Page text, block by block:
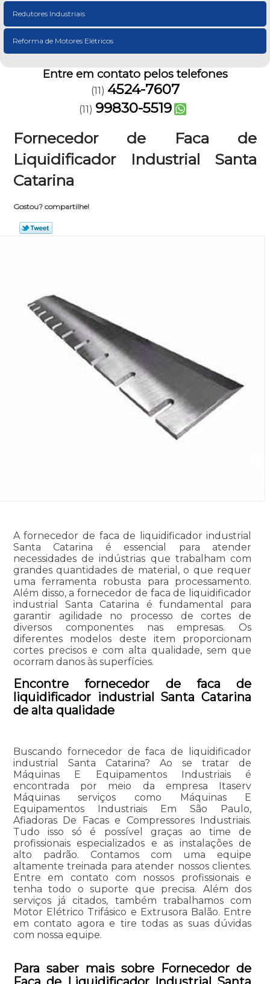
Redutores Industriais
Reforma de Motores Elétricos
Entre em contato pelos telefones
(11) 4524-7607
(11) 99830-5519
Fornecedor de Faca de
Liquidificador Industrial Santa
Catarina
Gostou? compartilhe!
A fornecedor de faca de liquidificador industrial
Santa Catarina é essencial para atender
necessidades de indústrias que trabalham com
grandes quantidades de material, o que requer
uma ferramenta robusta para processamento.
Além disso, a fornecedor de faca de liquidificador
industrial Santa Catarina é fundamental para
garantir agilidade no processo de cortes de
diversos componentes nas empresas. Os
diferentes modelos deste item proporcionam
cortes precisos e com alta qualidade, sem que
ocorram danos às superfícies.
Encontre fornecedor de faca de
liquidificador industrial Santa Catarina
de alta qualidade
Buscando fornecedor de faca de liquidificador
industrial Santa Catarina? Ao se tratar de
Máquinas E Equipamentos Industriais é
encontrada por meio da empresa Itaserv
Máquinas serviços como Máquinas E
Equipamentos Industriais Em São Paulo,
Afiadoras De Facas e Compressores Industriais.
Tudo isso só é possível graças ao time de
profissionais especializados e as instalações de
alto padrão. Contamos com uma equipe
altamente treinada para atender nossos clientes.
Entre em contato com nossos profissionais e
tenha todo o suporte que precisa. Além dos
serviços já citados, também trabalhamos com
Motor Elétrico Trifásico e Extrusora Balão. Entre
em contato agora e tire todas as suas dúvidas
com nossa equipe.
Para saber mais sobre Fornecedor de